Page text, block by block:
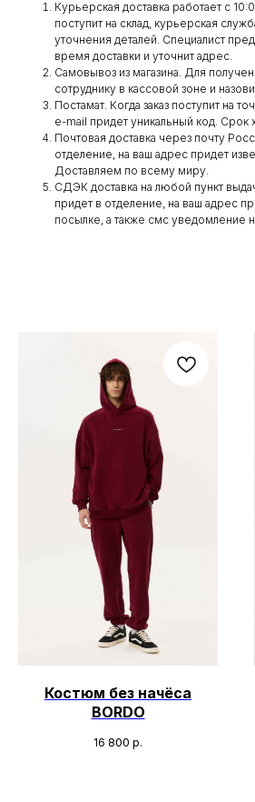
Курьерская доставка работает с
поступит на склад, курьерская
уточнения деталей. Специалист
время доставки и уточнит адрес.
Самовывоз из магазина. Для
сотруднику в кассовой зоне и
Постамат. Когда заказ поступит на
e-mail придет уникальный код. Срок
Почтовая доставка через почту
отделение, на ваш адрес придет
Доставляем по всему миру.
СДЭК доставка на любой пункт
придет в отделение, на ваш адрес
посылке, а также смс уведомление
Костюм без начёса
BORDO
16 800 р.